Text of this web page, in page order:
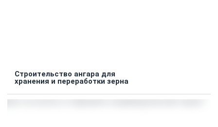
Строительство ангара для
хранения и переработки зерна